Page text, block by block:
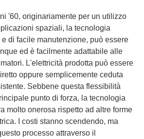
'60, originariamente per un utilizzo
spaziali, la tecnologia
di facile manutenzione, può essere
ed è facilmente adattabile alle
L'elettricità prodotta può essere
oppure semplicemente ceduta
Sebbene questa flessibilità
punto di forza, la tecnologia
molto onerosa rispetto ad altre forme
I costi stanno scendendo, ma
processo attraverso il